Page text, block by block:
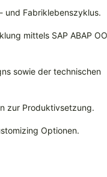
und Fabriklebenszyklus.
mittels SAP ABAP
sowie der technischen
zur Produktivsetzung.
Optionen.